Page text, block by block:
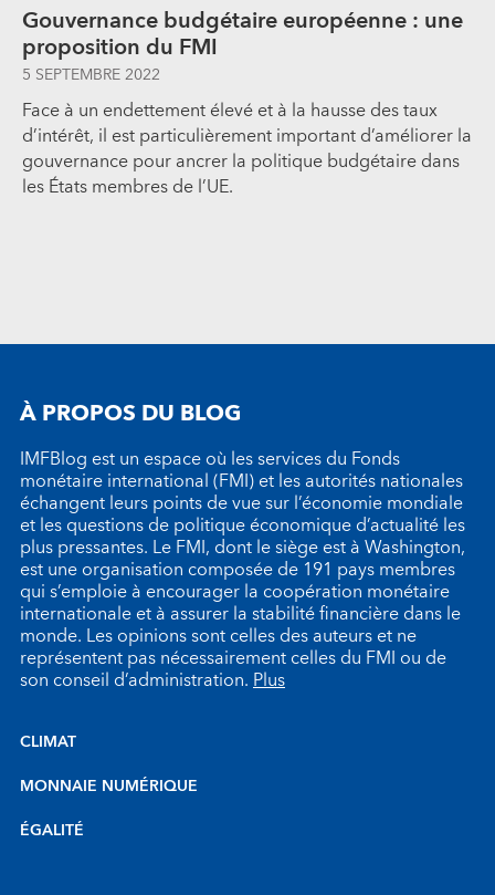
Gouvernance budgétaire européenne : une
proposition du FMI
5 SEPTEMBRE 2022
Face à un endettement élevé et à la hausse des taux
d’intérêt, il est particulièrement important d’améliorer la
gouvernance pour ancrer la politique budgétaire dans
les États membres de l’UE.
À PROPOS DU BLOG
IMFBlog est un espace où les services du Fonds
monétaire international (FMI) et les autorités nationales
échangent leurs points de vue sur l’économie mondiale
et les questions de politique économique d’actualité les
plus pressantes. Le FMI, dont le siège est à Washington,
est une organisation composée de 191 pays membres
qui s’emploie à encourager la coopération monétaire
internationale et à assurer la stabilité financière dans le
monde. Les opinions sont celles des auteurs et ne
représentent pas nécessairement celles du FMI ou de
son conseil d’administration.Plus
CLIMAT
MONNAIE NUMÉRIQUE
ÉGALITÉ